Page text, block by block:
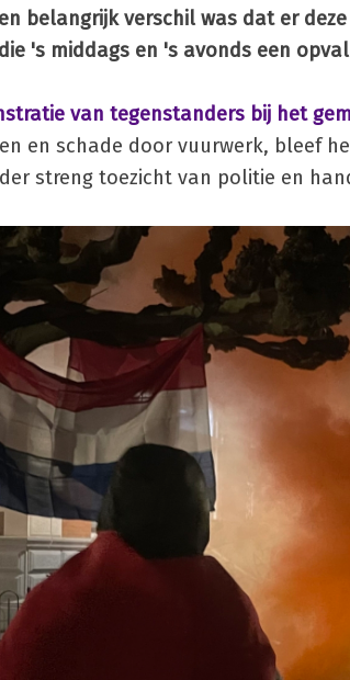
belangrijk verschil was dat er
's middags en 's avonds een
van tegenstanders bij het
en schade door vuurwerk, bleef
streng toezicht van politie en